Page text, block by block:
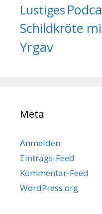
Lustiges
Schildkröte
Yrgav
Meta
Anmelden
Eintrags-Feed
Kommentar-Feed
WordPress.org